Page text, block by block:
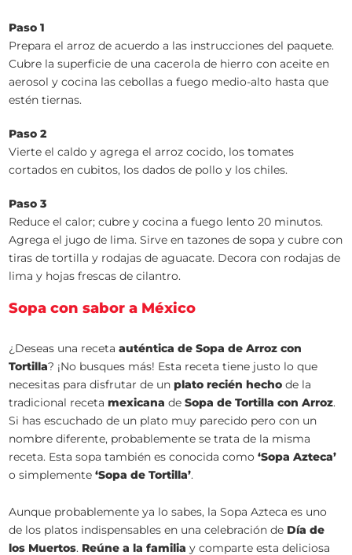
Paso 1
Prepara el arroz de acuerdo a las instrucciones del paquete.
Cubre la superficie de una cacerola de hierro con aceite en
aerosol y cocina las cebollas a fuego medio-alto hasta que
estén tiernas.
Paso 2
Vierte el caldo y agrega el arroz cocido, los tomates
cortados en cubitos, los dados de pollo y los chiles.
Paso 3
Reduce el calor; cubre y cocina a fuego lento 20 minutos.
Agrega el jugo de lima. Sirve en tazones de sopa y cubre con
tiras de tortilla y rodajas de aguacate. Decora con rodajas de
lima y hojas frescas de cilantro.
Sopa con sabor a México
¿Deseas una recetaauténtica de Sopa de Arroz con
Tortilla? ¡No busques más! Esta receta tiene justo lo que
necesitas para disfrutar de unplato recién hecho de la
tradicional recetamexicana deSopa de Tortilla con Arroz.
Si has escuchado de un plato muy parecido pero con un
nombre diferente, probablemente se trata de la misma
receta. Esta sopa también es conocida como‘Sopa Azteca’
o simplemente ‘Sopa de Tortilla’.
Aunque probablemente ya lo sabes, la Sopa Azteca es uno
de los platos indispensables en una celebración de Día de
los Muertos. Reúne a la familia y comparte esta deliciosa